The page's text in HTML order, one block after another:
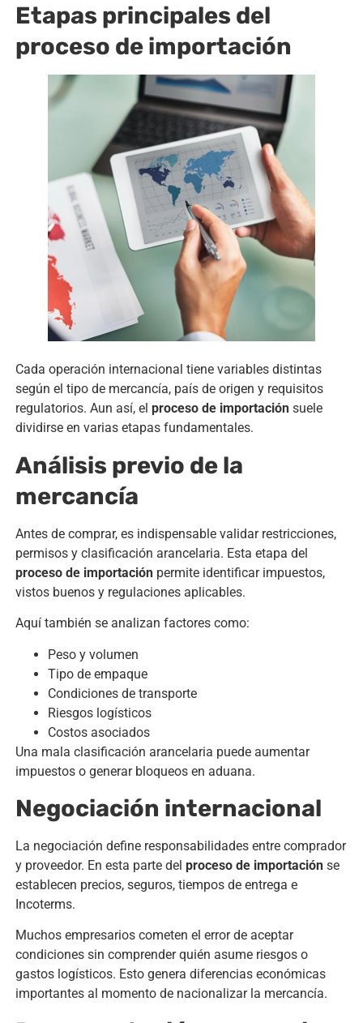
Etapas principales del
proceso de importación
Cada operación internacional tiene variables distintas
según el tipo de mercancía, país de origen y requisitos
regulatorios. Aun así, elproceso de importación suele
dividirse en varias etapas fundamentales.
Análisis previo de la
mercancía
Antes de comprar, es indispensable validar restricciones,
permisos y clasificación arancelaria. Esta etapa del
proceso de importación permite identificar impuestos,
vistos buenos y regulaciones aplicables.
Aquí también se analizan factores como:
Peso y volumen
Tipo de empaque
Condiciones de transporte
Riesgos logísticos
Costos asociados
Una mala clasificación arancelaria puede aumentar
impuestos o generar bloqueos en aduana.
Negociación internacional
La negociación define responsabilidades entre comprador
y proveedor. En esta parte delproceso de importación se
establecen precios, seguros, tiempos de entrega e
Incoterms.
Muchos empresarios cometen el error de aceptar
condiciones sin comprender quién asume riesgos o
gastos logísticos. Esto genera diferencias económicas
importantes al momento de nacionalizar la mercancía.